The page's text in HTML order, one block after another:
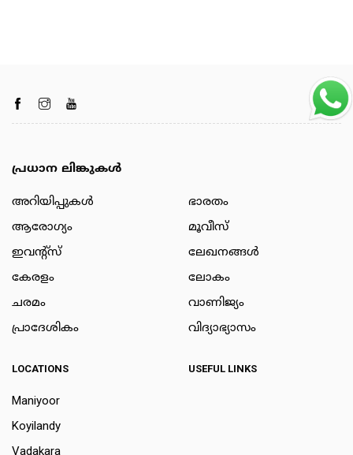
പ്രധാന ലിങ്കുകൾ
അറിയിപ്പുകള്‍
ആരോഗ്യം
ഇവന്റ്സ്
കേരളം
ചരമം
പ്രാദേശികം
ഭാരതം
മൂവീസ്
ലേഖനങ്ങള്‍
ലോകം
വാണിജ്യം
വിദ്യാഭ്യാസം
LOCATIONS
Maniyoor
Koyilandy
Vadakara
USEFUL LINKS